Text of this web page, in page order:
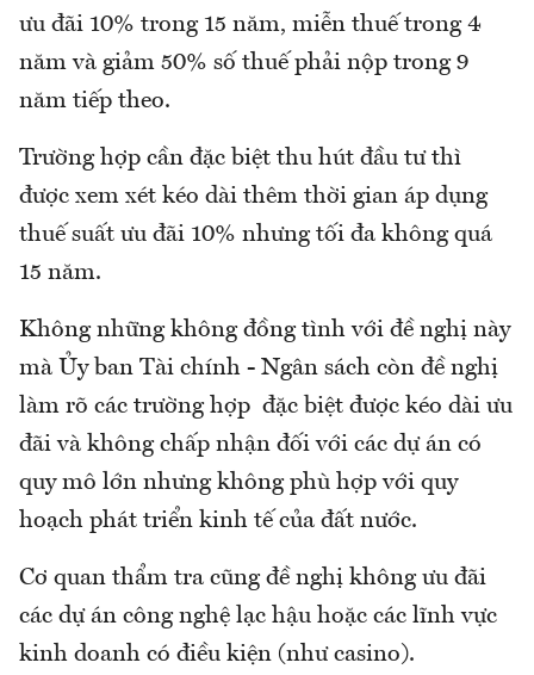
ưu đãi 10% trong 15 năm, miễn thuế trong 4
năm và giảm 50% số thuế phải nộp trong 9
năm tiếp theo.
Trường hợp cần đặc biệt thu hút đầu tư thì
được xem xét kéo dài thêm thời gian áp dụng
thuế suất ưu đãi 10% nhưng tối đa không quá
15 năm.
Không những không đồng tình với đề nghị này
mà Ủy ban Tài chính - Ngân sách còn đề nghị
làm rõ các trường hợp đặc biệt được kéo dài ưu
đãi và không chấp nhận đối với các dự án có
quy mô lớn nhưng không phù hợp với quy
hoạch phát triển kinh tế của đất nước.
Cơ quan thẩm tra cũng đề nghị không ưu đãi
các dự án công nghệ lạc hậu hoặc các lĩnh vực
kinh doanh có điều kiện (như casino).